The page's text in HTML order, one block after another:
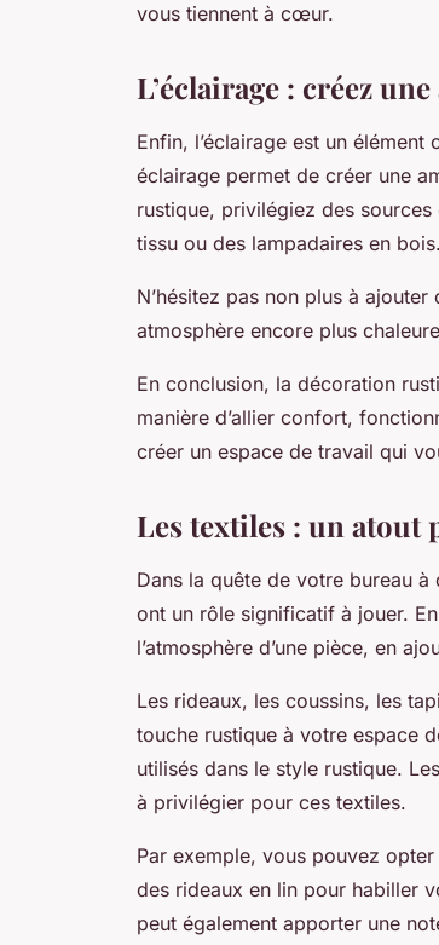
vous tiennent à cœur.
L’éclairage : créez
Enfin, l’éclairage est un
éclairage permet de créer une
rustique, privilégiez des
tissu ou des lampadaires en bois.
N’hésitez pas non plus à
atmosphère encore plus
En conclusion, la décoration
manière d’allier confort,
créer un espace de travail qui
Les textiles : un
Dans la quête de votre bureau
ont un rôle significatif à jouer.
l’atmosphère d’une pièce, en
Les rideaux, les coussins, les
touche rustique à votre espace
utilisés dans le style rustique.
à privilégier pour ces textiles.
Par exemple, vous pouvez
des rideaux en lin pour habiller
peut également apporter une